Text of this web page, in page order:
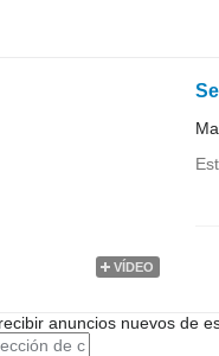
VÍDEO
anuncios nuevos de